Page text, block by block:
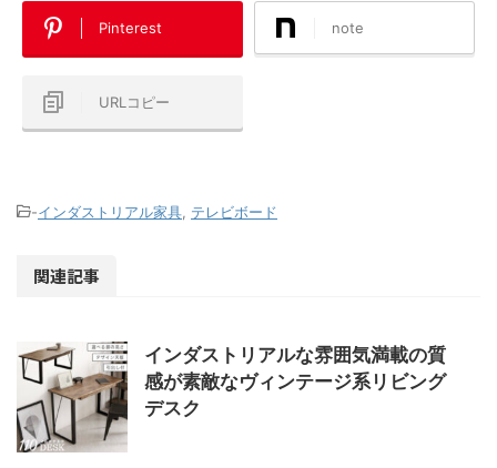
Pinterest note
URLコピー
-インダストリアル家具 テレビボード
関連記事
インダストリアルな雰囲気満載の質
感が素敵なヴィンテージ系リビング
デスク